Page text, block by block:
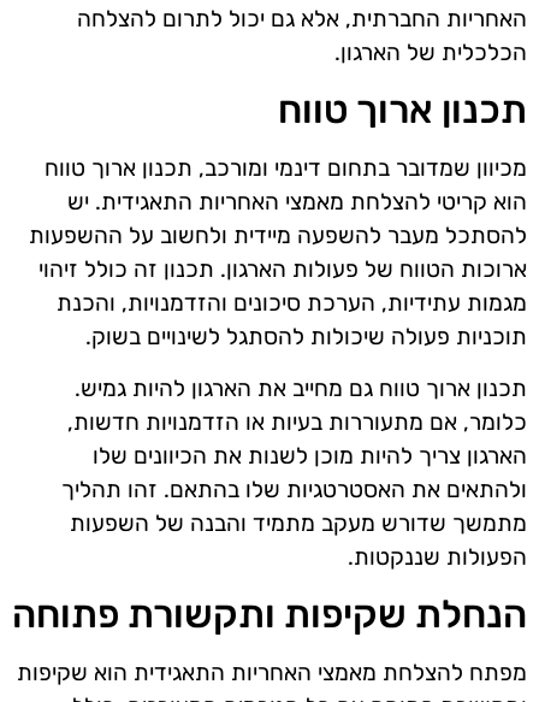
האחריות החברתית, אלא גם יכול לתרום להצלחה
הכלכלית של הארגון.
תכנון ארוך טווח
מכיוון שמדובר בתחום דינמי ומורכב, תכנון ארוך טווח
הוא קריטי להצלחת מאמצי האחריות התאגידית. יש
להסתכל מעבר להשפעה מיידית ולחשוב על ההשפעות
ארוכות הטווח של פעולות הארגון. תכנון זה כולל זיהוי
מגמות עתידיות, הערכת סיכונים והזדמנויות, והכנת
תוכניות פעולה שיכולות להסתגל לשינויים בשוק.
תכנון ארוך טווח גם מחייב את הארגון להיות גמיש.
כלומר, אם מתעוררות בעיות או הזדמנויות חדשות,
הארגון צריך להיות מוכן לשנות את הכיוונים שלו
ולהתאים את האסטרטגיות שלו בהתאם. זהו תהליך
מתמשך שדורש מעקב מתמיד והבנה של השפעות
הפעולות שננקטות.
הנחלת שקיפות ותקשורת פתוחה
מפתח להצלחת מאמצי האחריות התאגידית הוא שקיפות